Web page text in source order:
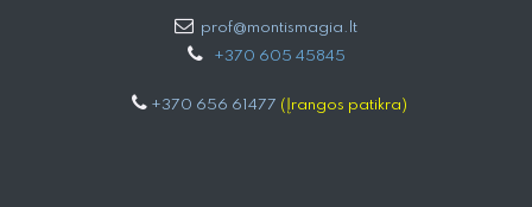
prof@montismagia.lt
+370 605 4584​5
+370 656 61477 (Įrangos patikra)